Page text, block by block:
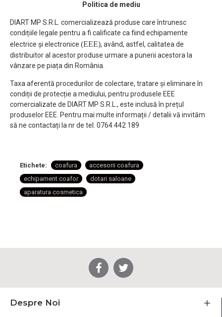
Politica de mediu
DIART MP S.R.L. comercializează produse care întrunesc
condițiile legale pentru a fi calificate ca fiind echipamente
electrice și electronice (EEE), având, astfel, calitatea de
distribuitor al acestor produse urmare a punerii acestora la
vânzare pe piața din România.
Taxa aferentă procedurilor de colectare, tratare și eliminare în
condiții de protecție a mediului, pentru produsele EEE
comercializate de DIART MP S.R.L., este inclusă în prețul
produselor EEE. Pentru mai multe informații / detalii vă invităm
să ne contactați la nr de tel. 0764 442 189
Etichete: coafura
accesorii coafura
echipament coafor
dotari saloane
aparatura cosmetica
Despre Noi